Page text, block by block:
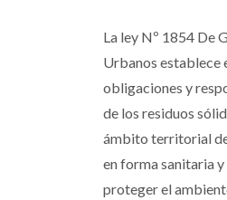
La ley Nº 1854 De
Urbanos establece
obligaciones y
de los residuos
ámbito territorial
en forma sanitaria
proteger el